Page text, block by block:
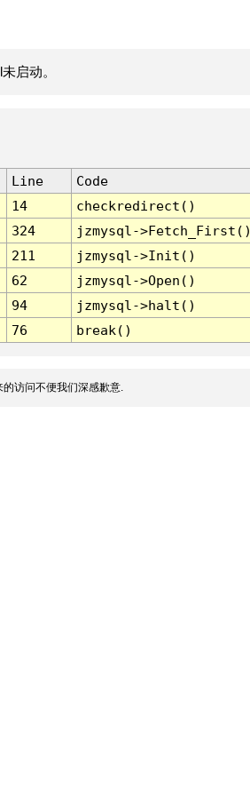
启动。
Line
Code
14
checkredirect()
324
jzmysql-
211
jzmysql->Init()
62
jzmysql->Open()
94
jzmysql->halt()
76 break()
访问不便我们深感歉意.